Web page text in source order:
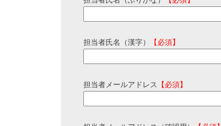
担当者氏名（漢字） 【必須】
担当者メールアドレス 【必須】